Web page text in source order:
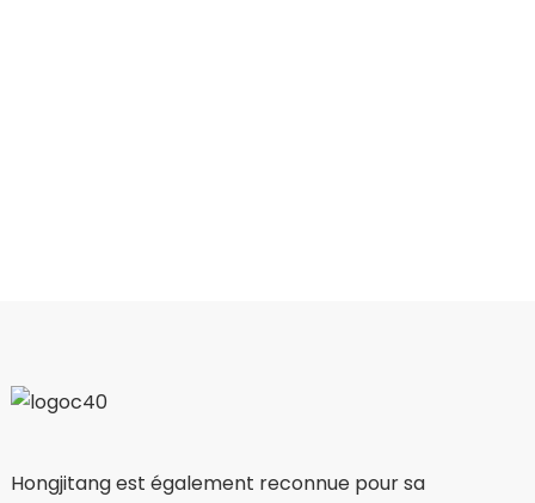
Hongjitang est également reconnue pour sa